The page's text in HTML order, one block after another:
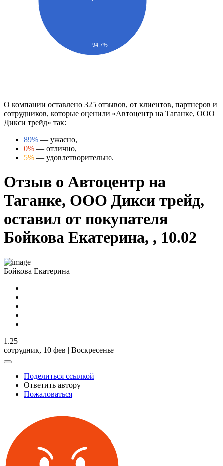
94.7%
О компании оставлено 325 отзывов, от клиентов, партнеров и
сотрудников, которые оценили «Автоцентр на Таганке, ООО
Дикси трейд» так:
89% — ужасно,
0% — отлично,
5% — удовлетворительно.
Отзыв о Автоцентр на
Таганке, ООО Дикси трейд,
оставил от покупателя
Бойкова Екатерина, , 10.02
Бойкова Екатерина
1.25
сотрудник, 10 фев | Воскресенье
Поделиться ссылкой
Ответить автору
Пожаловаться